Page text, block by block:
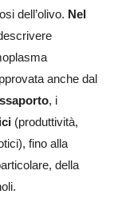
dell’olivo. Nel
anche dal
, i
(produttività,
fino alla
della